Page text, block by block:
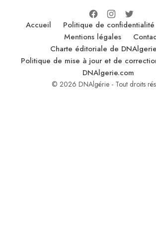
Accueil Politique de confidentialité
Mentions légales
Charte éditoriale de
Politique de mise à jour et de
DNAlgerie.com
© 2026 DNAlgérie - Tout droits